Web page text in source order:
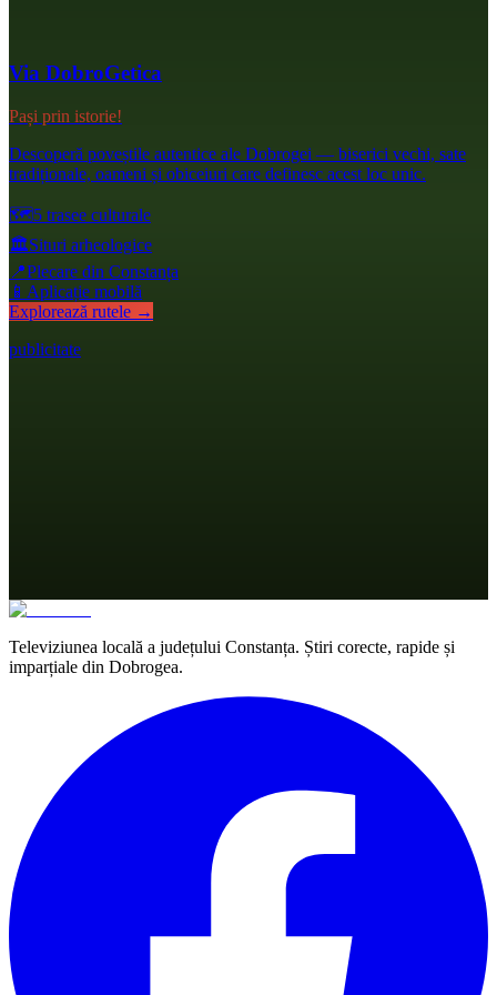
Via DobroGetica
Pași prin istorie!
Descoperă poveștile autentice ale Dobrogei — biserici vechi, sate
tradiționale, oameni și obiceiuri care definesc acest loc unic.
🗺️5 trasee culturale
🏛️Situri arheologice
📍Plecare din Constanța
📱 Aplicație mobilă
Explorează rutele →
publicitate
Televiziunea locală a județului Constanța. Știri corecte, rapide și
imparțiale din Dobrogea.